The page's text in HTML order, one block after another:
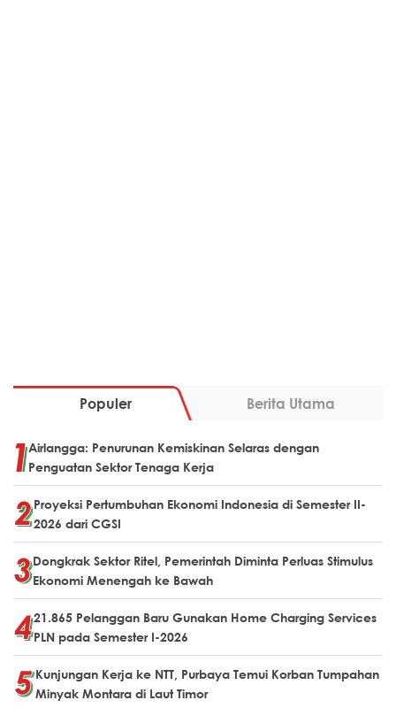
Populer Berita Utama
Airlangga: Penurunan Kemiskinan Selaras dengan
Penguatan Sektor Tenaga Kerja
Proyeksi Pertumbuhan Ekonomi Indonesia di Semester II-
2026 dari CGSI
Dongkrak Sektor Ritel, Pemerintah Diminta Perluas Stimulus
Ekonomi Menengah ke Bawah
21.865 Pelanggan Baru Gunakan Home Charging Services
PLN pada Semester I-2026
Kunjungan Kerja ke NTT, Purbaya Temui Korban Tumpahan
Minyak Montara di Laut Timor